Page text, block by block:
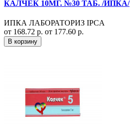
КАЛЧЕК 10МГ. №30 ТАБ. /ИПКА/
ИПКА ЛАБОРАТОРИЗ IPCA
от 168.72 р. от 177.60 р.
В корзину